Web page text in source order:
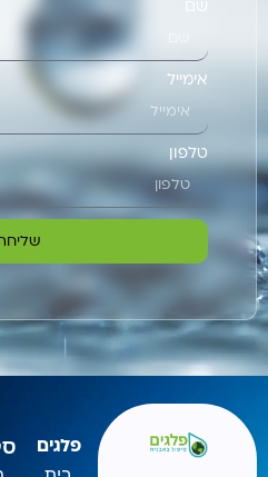
אימייל
טלפון
פלגים